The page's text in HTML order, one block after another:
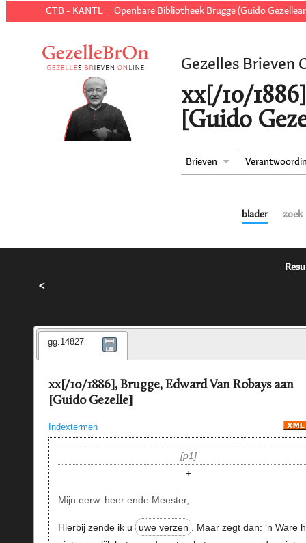
CTB - KANTL Openbare Bibliotheek Brugge (Guido
Gezelles Brieven
xx[/10/
[Guido
Brieven
blader zoek
<
gg.14827
xx[/10/1886], Brugge, Edward Van Robays aan
[Guido Gezelle]
Indextermen
p1
+
Mijn eerw. heer ende Meester,
Hierbij zende ik u uwe verzen
. Maar zegt dan: ‘n Ware